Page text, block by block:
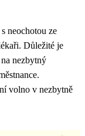
neochotou ze
Důležité je
nezbytný
volno v nezbytně